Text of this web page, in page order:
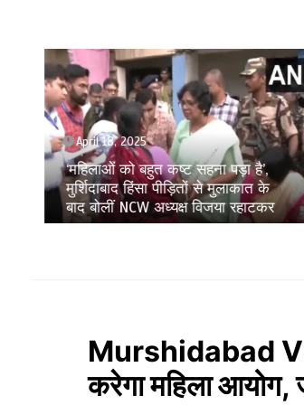
April 18, 2025
‘महिलाओं को बहुत कष्ट सहना पड़ा है’,
मुर्शिदाबाद हिंसा पीड़ितों से मुलाकात के
बाद बोलीं NCW अध्यक्ष विजया रहाटकर
Murshidabad
करेगा महिला आयोग,